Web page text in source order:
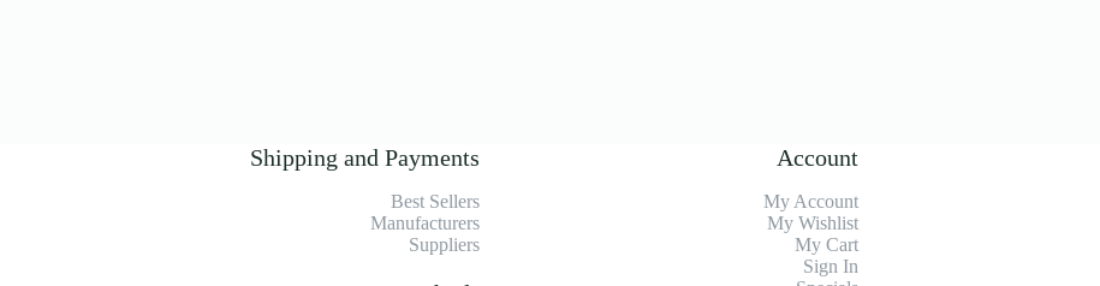
Account
My Account
My Wishlist
My Cart
Sign In
Shipping and Payments
Best Sellers
Manufacturers
Suppliers